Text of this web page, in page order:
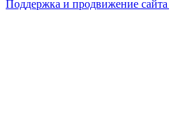
Поддержка и продвижение